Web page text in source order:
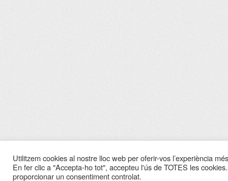
Utilitzem cookies al nostre lloc web per oferir-vos l’experiència
En fer clic a "Accepta-ho tot", accepteu l'ús de TOTES les
proporcionar un consentiment controlat.